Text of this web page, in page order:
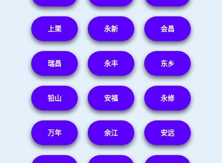
上栗 永新 会昌
瑞昌 永丰 东乡
铅山 安福 永修
万年 余江 安远